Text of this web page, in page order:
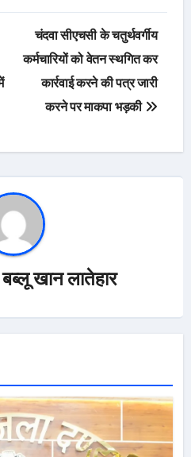
चंदवा सीएचसी के चतुर्थवर्गीय
कर्मचारियों को वेतन स्थगित कर
कार्रवाई करने की पत्र जारी
करने पर माकपा भड़की
बब्लू खान लातेहार